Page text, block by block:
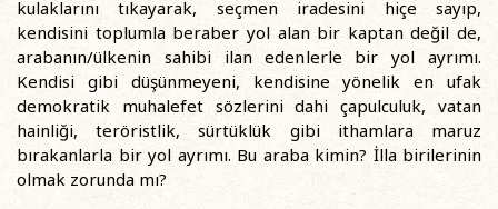
kulaklarını tıkayarak, seçmen iradesini hiçe sayıp,
kendisini toplumla beraber yol alan bir kaptan değil de,
arabanın/ülkenin sahibi ilan edenlerle bir yol ayrımı.
Kendisi gibi düşünmeyeni, kendisine yönelik en ufak
demokratik muhalefet sözlerini dahi çapulculuk, vatan
hainliği, teröristlik, sürtüklük gibi ithamlara maruz
bırakanlarla bir yol ayrımı. Bu araba kimin? İlla birilerinin
olmak zorunda mı?